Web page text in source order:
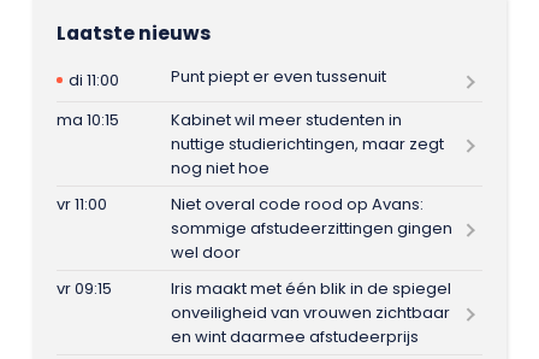
Laatste nieuws
di 11:00
Punt piept er even tussenuit
ma 10:15
Kabinet wil meer studenten in
nuttige studierichtingen, maar zegt
nog niet hoe
vr 11:00
Niet overal code rood op Avans:
sommige afstudeerzittingen gingen
wel door
vr 09:15
Iris maakt met één blik in de spiegel
onveiligheid van vrouwen zichtbaar
en wint daarmee afstudeerprijs